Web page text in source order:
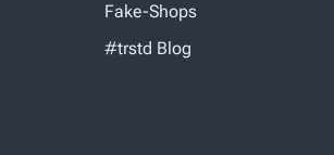
Fake-Shops
#trstd Blog